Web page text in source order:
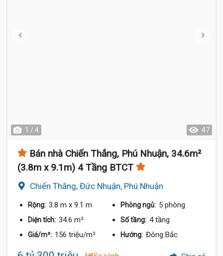
1 / 4 47
Bán nhà Chiến Thắng, Phú Nhuận, 34.6m²
(3.8m x 9.1m) 4 Tầng BTCT
Chiến Thắng, Đức Nhuận, Phú Nhuận
Rộng: 3.8 m x 9.1 m Phòng ngủ: 5 phòng
Diện tích: 34.6 m² Số tầng: 4 tầng
Giá/m²: 156 triệu/m² Hướng: Đông Bắc